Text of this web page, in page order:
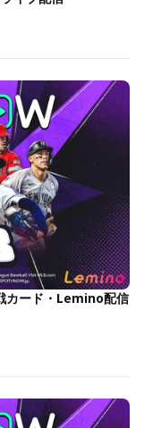
カード・Lemino配信